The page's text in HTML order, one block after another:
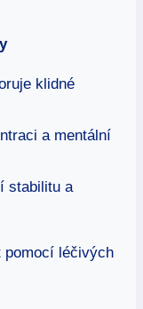
klidné
a mentální
stabilitu a